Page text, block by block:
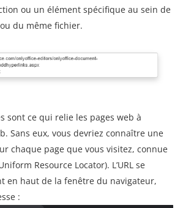
ou un élément spécifique au sein de
du même fichier.
sont ce qui relie les pages web à
Sans eux, vous devriez connaître une
chaque page que vous visitez, connue
Resource Locator). L’URL se
en haut de la fenêtre du navigateur,
: